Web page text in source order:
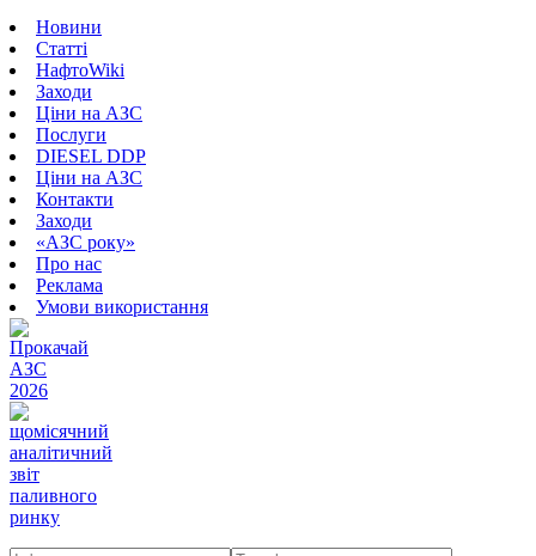
Новини
Статті
НафтоWiki
Заходи
Ціни на АЗС
Послуги
DIESEL DDP
Ціни на АЗС
Контакти
Заходи
«АЗС року»
Про нас
Реклама
Умови використання